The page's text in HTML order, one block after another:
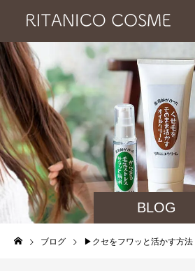
BLOG
ブログ ▶︎クセをフワッと活かす方法